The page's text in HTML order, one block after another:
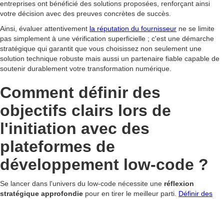
entreprises ont bénéficié des solutions proposées, renforçant ainsi
votre décision avec des preuves concrètes de succès.
Ainsi, évaluer attentivement la réputation du fournisseur ne se limite
pas simplement à une vérification superficielle ; c'est une démarche
stratégique qui garantit que vous choisissez non seulement une
solution technique robuste mais aussi un partenaire fiable capable de
soutenir durablement votre transformation numérique.
Comment définir des
objectifs clairs lors de
l'initiation avec des
plateformes de
développement low-code ?
Se lancer dans l'univers du low-code nécessite une réflexion
stratégique approfondie pour en tirer le meilleur parti. Définir des